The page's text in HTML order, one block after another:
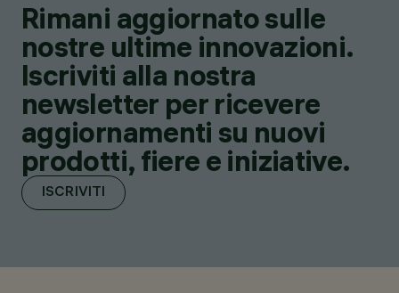
Rimani aggiornato sulle
nostre ultime innovazioni.
Iscriviti alla nostra
newsletter per ricevere
aggiornamenti su nuovi
prodotti, fiere e iniziative.
ISCRIVITI